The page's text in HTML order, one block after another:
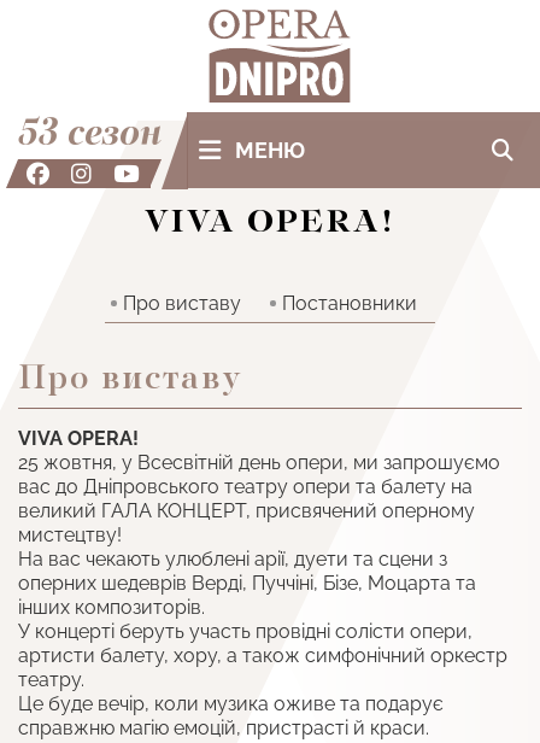
53 сезон МЕНЮ
VIVA OPERA!
Про виставу Постановники
Про виставу
VIVA OPERA!
25 жовтня, у Всесвітній день опери, ми запрошуємо
вас до Дніпровського театру опери та балету на
великий ГАЛА КОНЦЕРТ, присвячений оперному
мистецтву!
На вас чекають улюблені арії, дуети та сцени з
оперних шедеврів Верді, Пуччіні, Бізе, Моцарта та
інших композиторів.
У концерті беруть участь провідні солісти опери,
артисти балету, хору, а також симфонічний оркестр
театру.
Це буде вечір, коли музика оживе та подарує
справжню магію емоцій, пристрасті й краси.